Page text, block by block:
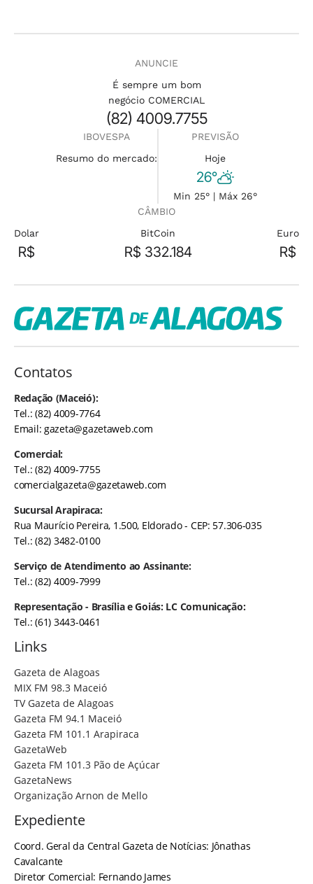
ANUNCIE
É sempre um bom
negócio COMERCIAL
(82) 4009.7755
IBOVESPA
Resumo do mercado:
PREVISÃO
Hoje
26°
Min 25° | Máx 26°
CÂMBIO
Dolar
R$
BitCoin
R$ 332.184
Euro
R$
Contatos
Redação (Maceió):
Tel.: (82) 4009-7764
Email:gazeta@gazetaweb.com
Comercial:
Tel.: (82) 4009-7755
comercialgazeta@gazetaweb.com
Sucursal Arapiraca:
Rua Maurício Pereira, 1.500, Eldorado - CEP: 57.306-035
Tel.: (82) 3482-0100
Serviço de Atendimento ao Assinante:
Tel.: (82) 4009-7999
Representação - Brasília e Goiás: LC Comunicação:
Tel.: (61) 3443-0461
Links
Gazeta de Alagoas
MIX FM 98.3 Maceió
TV Gazeta de Alagoas
Gazeta FM 94.1 Maceió
Gazeta FM 101.1 Arapiraca
GazetaWeb
Gazeta FM 101.3 Pão de Açúcar
GazetaNews
Organização Arnon de Mello
Expediente
Coord. Geral da Central Gazeta de Notícias: Jônathas
Cavalcante
Diretor Comercial: Fernando James